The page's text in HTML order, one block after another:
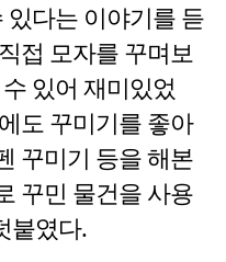
있다는 이야기를 듣
접 모자를 꾸며보
있어 재미있었
도 꾸미기를 좋아
꾸미기 등을 해본
꾸민 물건을 사용
붙였다.